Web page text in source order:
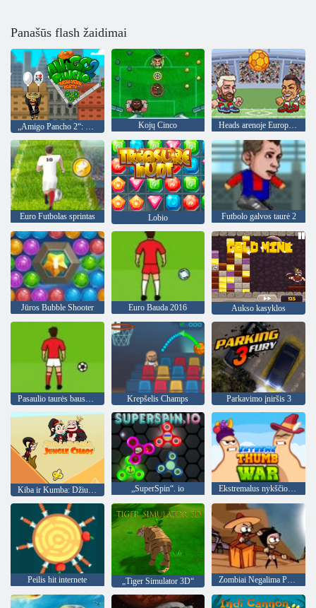
Panašūs flash žaidimai
„Amigo Pancho 2“: Niujorko vakarėlis Kojų Cinco Heads arenoje Europos futbolo
Euro Futbolas sprintas Lobio Futbolo galvos taurė 2
Jūros Bubble Shooter Euro Bauda 2016 Aukso kasyklos
Pasaulio taurės bausmės Krepšelis Champs Parkavimo įniršis 3
„SuperSpin“. io Ekstremalus nykščio karas
Peilis hit internete „Tiger Simulator 3D“ Zombiai Negalima Peršokti